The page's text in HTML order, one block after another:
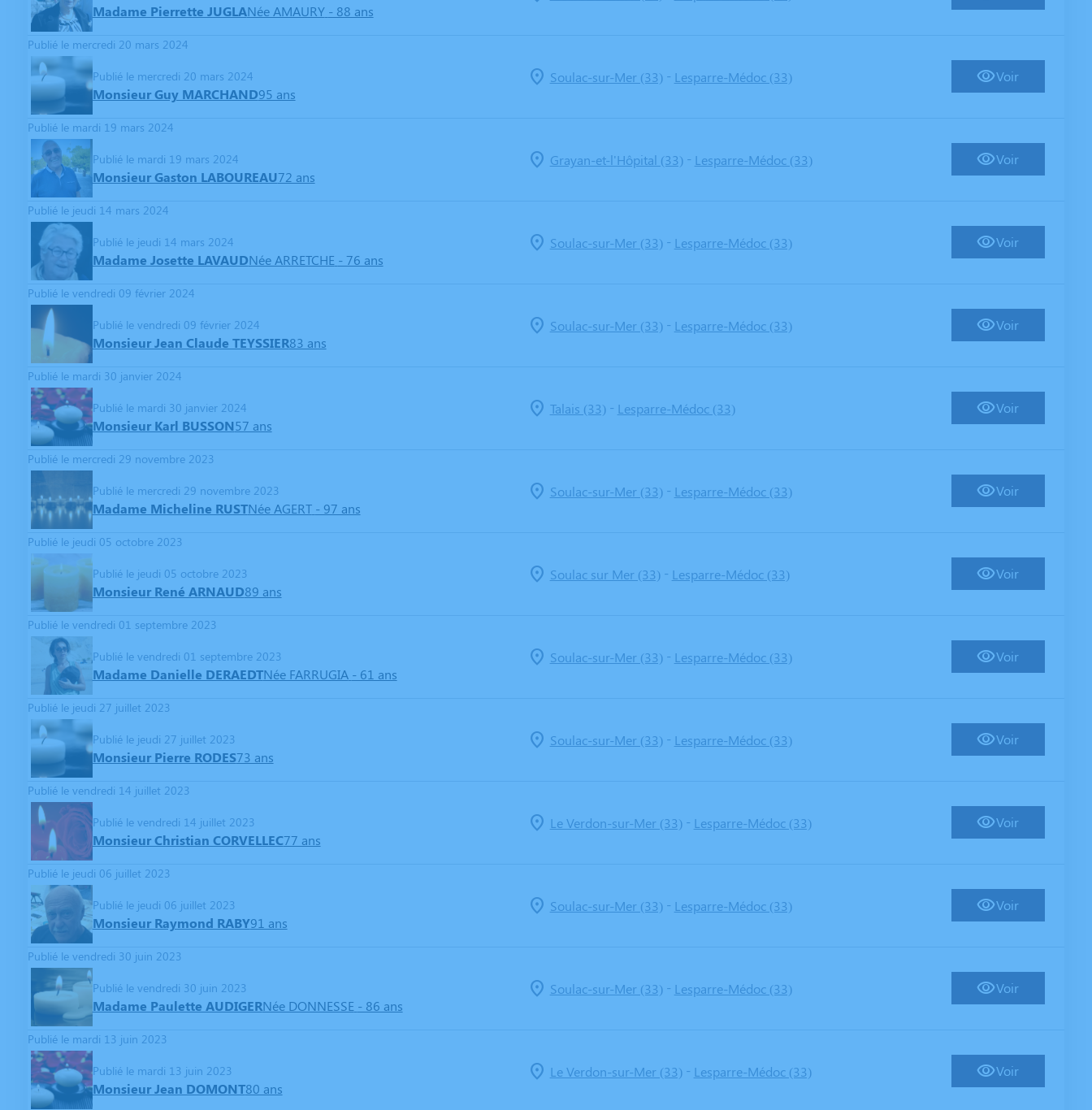
Madame Pierrette JUGLANée AMAURY - 88 ans
Publié le mercredi 20 mars 2024
Publié le mercredi 20 mars 2024
Monsieur Guy MARCHAND95 ans
Soulac-sur-Mer (33)- Lesparre-Médoc (33) Voir
Publié le mardi 19 mars 2024
Publié le mardi 19 mars 2024
Monsieur Gaston LABOUREAU72 ans
Grayan-et-l'Hôpital (33)- Lesparre-Médoc (33) Voir
Publié le jeudi 14 mars 2024
Publié le jeudi 14 mars 2024
Madame Josette LAVAUDNée ARRETCHE - 76 ans
Soulac-sur-Mer (33)- Lesparre-Médoc (33) Voir
Publié le vendredi 09 février 2024
Publié le vendredi 09 février 2024
Monsieur Jean Claude TEYSSIER83 ans
Soulac-sur-Mer (33)- Lesparre-Médoc (33) Voir
Publié le mardi 30 janvier 2024
Publié le mardi 30 janvier 2024
Monsieur Karl BUSSON57 ans
Talais (33)- Lesparre-Médoc (33) Voir
Publié le mercredi 29 novembre 2023
Publié le mercredi 29 novembre 2023
Madame Micheline RUSTNée AGERT - 97 ans
Soulac-sur-Mer (33)- Lesparre-Médoc (33) Voir
Publié le jeudi 05 octobre 2023
Publié le jeudi 05 octobre 2023
Monsieur René ARNAUD89 ans
Soulac sur Mer (33)- Lesparre-Médoc (33) Voir
Publié le vendredi 01 septembre 2023
Publié le vendredi 01 septembre 2023
Madame Danielle DERAEDTNée FARRUGIA - 61 ans
Soulac-sur-Mer (33)- Lesparre-Médoc (33) Voir
Publié le jeudi 27 juillet 2023
Publié le jeudi 27 juillet 2023
Monsieur Pierre RODES73 ans
Soulac-sur-Mer (33)- Lesparre-Médoc (33) Voir
Publié le vendredi 14 juillet 2023
Publié le vendredi 14 juillet 2023
Monsieur Christian CORVELLEC77 ans
Le Verdon-sur-Mer (33)- Lesparre-Médoc (33) Voir
Publié le jeudi 06 juillet 2023
Publié le jeudi 06 juillet 2023
Monsieur Raymond RABY91 ans
Soulac-sur-Mer (33)- Lesparre-Médoc (33) Voir
Publié le vendredi 30 juin 2023
Publié le vendredi 30 juin 2023
Madame Paulette AUDIGERNée DONNESSE - 86 ans
Soulac-sur-Mer (33)- Lesparre-Médoc (33) Voir
Publié le mardi 13 juin 2023
Publié le mardi 13 juin 2023
Monsieur Jean DOMONT80 ans
Le Verdon-sur-Mer (33)- Lesparre-Médoc (33) Voir